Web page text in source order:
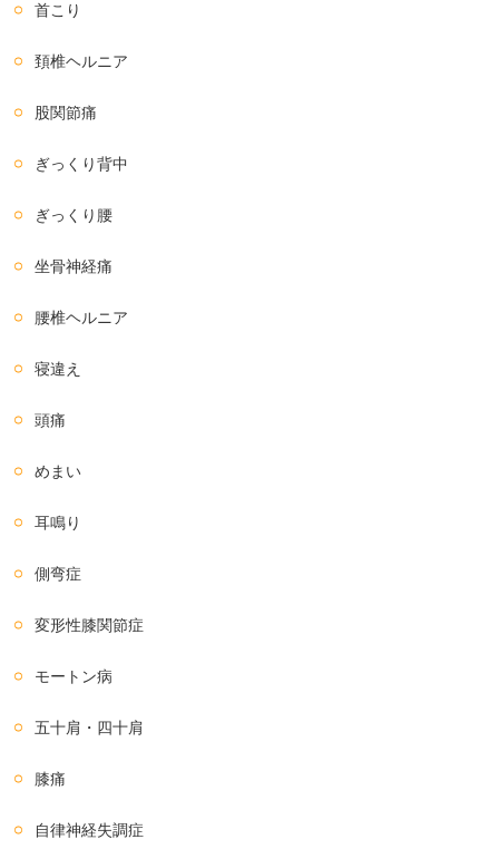
首こり
頚椎ヘルニア
股関節痛
ぎっくり背中
ぎっくり腰
坐骨神経痛
腰椎ヘルニア
寝違え
頭痛
めまい
耳鳴り
側弯症
変形性膝関節症
モートン病
五十肩・四十肩
膝痛
自律神経失調症